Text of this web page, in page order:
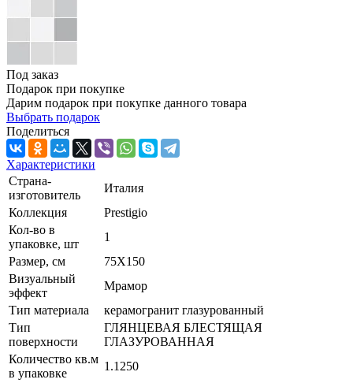
Под заказ
Подарок при покупке
Дарим подарок при покупке данного товара
Выбрать подарок
Поделиться
Характеристики
Страна-
изготовитель
Италия
Коллекция
Prestigio
Кол-во в
упаковке, шт
1
Размер, см
75X150
Визуальный
эффект
Мрамор
Тип материала
керамогранит глазурованный
Тип
поверхности
ГЛЯНЦЕВАЯ БЛЕСТЯЩАЯ
ГЛАЗУРОВАННАЯ
Количество кв.м
в упаковке
1.1250